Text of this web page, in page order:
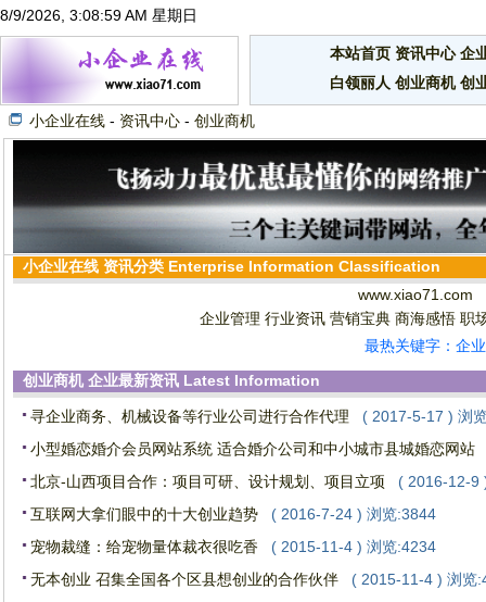
8/9/2026, 3:09:00 AM 星期日
本站首页 资讯中心 企
白领丽人 创业商机 创
小企业在线 - 资讯中心 - 创业商机
小企业在线 资讯分类 Enterprise Information Classification
www.xiao71.com
企业管理 行业资讯 营销宝典 商海感悟 职
最热关键字：企
创业商机 企业最新资讯 Latest Information
寻企业商务、机械设备等行业公司进行合作代理
( 2017-5-17 ) 浏
小型婚恋婚介会员网站系统 适合婚介公司和中小城市县城婚恋网站
北京-山西项目合作：项目可研、设计规划、项目立项
( 2016-12-9
互联网大拿们眼中的十大创业趋势
( 2016-7-24 ) 浏览:3844
宠物裁缝：给宠物量体裁衣很吃香
( 2015-11-4 ) 浏览:4234
无本创业 召集全国各个区县想创业的合作伙伴
( 2015-11-4 ) 浏览